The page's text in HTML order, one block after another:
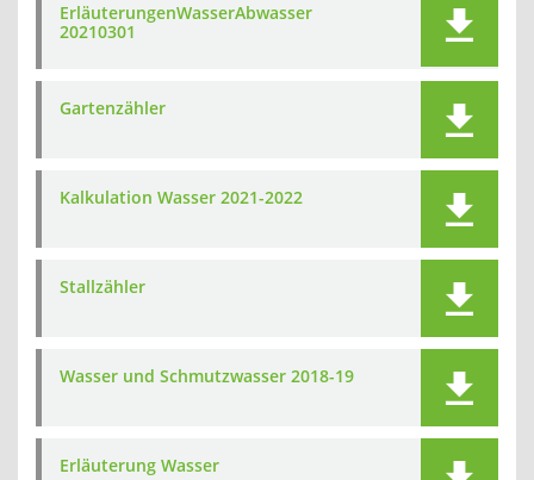
ErläuterungenWasserAbwasser
20210301
Gartenzähler
Kalkulation Wasser 2021-2022
Stallzähler
Wasser und Schmutzwasser 2018-19
Erläuterung Wasser